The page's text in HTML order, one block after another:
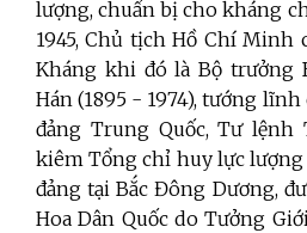
lượng, chuẩn bị cho kháng
1945, Chủ tịch Hồ Chí Minh
Kháng khi đó là Bộ trưởng
Hán (1895 - 1974), tướng lĩnh
đảng Trung Quốc, Tư lệnh
kiêm Tổng chỉ huy lực lượng
đảng tại Bắc Đông Dương,
Hoa Dân Quốc do Tưởng